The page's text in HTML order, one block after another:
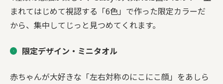
まれてはじめて視認する「6色」で作った限定カラーだ
から、集中してじっと見つめてくれます。
限定デザイン・ミニタオル
赤ちゃんが大好きな「左右対称のにこにこ顔」をあしら